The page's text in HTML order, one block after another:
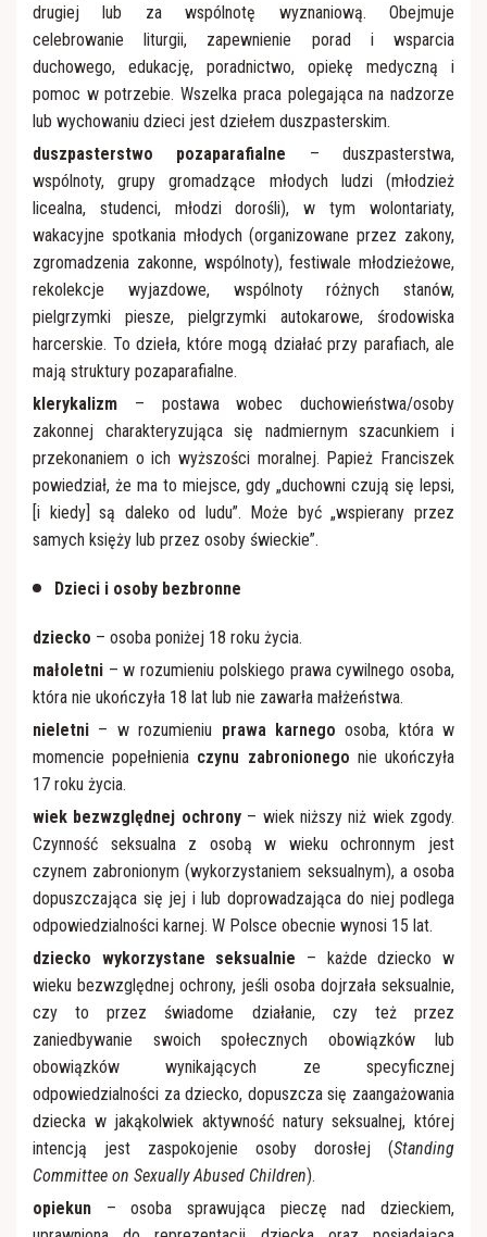
drugiej lub za wspólnotę wyznaniową. Obejmuje
celebrowanie liturgii, zapewnienie porad i wsparcia
duchowego, edukację, poradnictwo, opiekę medyczną i
pomoc w potrzebie. Wszelka praca polegająca na nadzorze
lub wychowaniu dzieci jest dziełem duszpasterskim.
duszpasterstwo pozaparafialne – duszpasterstwa,
wspólnoty, grupy gromadzące młodych ludzi (młodzież
licealna, studenci, młodzi dorośli), w tym wolontariaty,
wakacyjne spotkania młodych (organizowane przez zakony,
zgromadzenia zakonne, wspólnoty), festiwale młodzieżowe,
rekolekcje wyjazdowe, wspólnoty różnych stanów,
pielgrzymki piesze, pielgrzymki autokarowe, środowiska
harcerskie. To dzieła, które mogą działać przy parafiach, ale
mają struktury pozaparafialne.
klerykalizm – postawa wobec duchowieństwa/osoby
zakonnej charakteryzująca się nadmiernym szacunkiem i
przekonaniem o ich wyższości moralnej. Papież Franciszek
powiedział, że ma to miejsce, gdy „duchowni czują się lepsi,
[i kiedy] są daleko od ludu”. Może być „wspierany przez
samych księży lub przez osoby świeckie”.
Dzieci i osoby bezbronne
dziecko – osoba poniżej 18 roku życia.
małoletni – w rozumieniu polskiego prawa cywilnego osoba,
która nie ukończyła 18 lat lub nie zawarła małżeństwa.
nieletni – w rozumieniu prawa karnego osoba, która w
momencie popełnienia czynu zabronionego nie ukończyła
17 roku życia.
wiek bezwzględnej ochrony – wiek niższy niż wiek zgody.
Czynność seksualna z osobą w wieku ochronnym jest
czynem zabronionym (wykorzystaniem seksualnym), a osoba
dopuszczająca się jej i lub doprowadzająca do niej podlega
odpowiedzialności karnej. W Polsce obecnie wynosi 15 lat.
dziecko wykorzystane seksualnie – każde dziecko w
wieku bezwzględnej ochrony, jeśli osoba dojrzała seksualnie,
czy to przez świadome działanie, czy też przez
zaniedbywanie swoich społecznych obowiązków lub
obowiązków wynikających ze specyficznej
odpowiedzialności za dziecko, dopuszcza się zaangażowania
dziecka w jakąkolwiek aktywność natury seksualnej, której
intencją jest zaspokojenie osoby dorosłej (Standing
Committee on Sexually Abused Children).
opiekun – osoba sprawująca pieczę nad dzieckiem,